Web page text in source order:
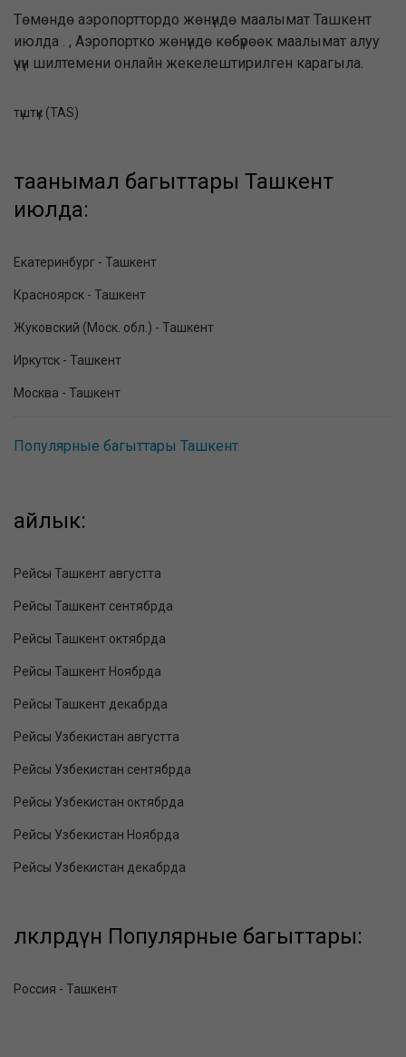
Төмөндө аэропорттордо жөнүндө маалымат Ташкент
июлда . , Аэропортко жөнүндө көбүрөөк маалымат алуу
үчүн шилтемени онлайн жекелештирилген карагыла.
түштүк (TAS)
таанымал багыттары Ташкент
июлда:
Екатеринбург - Ташкент
Красноярск - Ташкент
Жуковский (Моск. обл.) - Ташкент
Иркутск - Ташкент
Москва - Ташкент
Популярные багыттары Ташкент
айлык:
Рейсы Ташкент августта
Рейсы Ташкент сентябрда
Рейсы Ташкент октябрда
Рейсы Ташкент Ноябрда
Рейсы Ташкент декабрда
Рейсы Узбекистан августта
Рейсы Узбекистан сентябрда
Рейсы Узбекистан октябрда
Рейсы Узбекистан Ноябрда
Рейсы Узбекистан декабрда
өлкөлөрдүн Популярные багыттары:
Россия - Ташкент